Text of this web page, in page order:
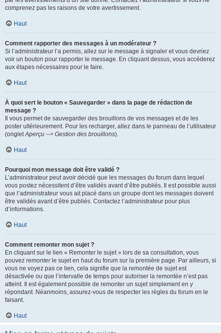
comprenez pas les raisons de votre avertissement.
Haut
Comment rapporter des messages à un modérateur ?
Si l’administrateur l’a permis, allez sur le message à signaler et vous devriez
voir un bouton pour rapporter le message. En cliquant dessus, vous accéderez
aux étapes nécessaires pour le faire.
Haut
À quoi sert le bouton « Sauvegarder » dans la page de rédaction de
message ?
Il vous permet de sauvegarder des brouillons de vos messages et de les
poster ultérieurement. Pour les recharger, allez dans le panneau de l’utilisateur
(ongletAperçu --> Gestion des brouillons).
Haut
Pourquoi mon message doit être validé ?
L’administrateur peut avoir décidé que les messages du forum dans lequel
vous postez nécessitent d’être validés avant d’être publiés. Il est possible aussi
que l’administrateur vous ait placé dans un groupe dont les messages doivent
être validés avant d’être publiés. Contactez l’administrateur pour plus
d’informations.
Haut
Comment remonter mon sujet ?
En cliquant sur le lien « Remonter le sujet » lors de sa consultation, vous
pouvez remonterle sujet en haut du forum sur la première page. Par ailleurs, si
vous ne voyez pas ce lien, cela signifie que la remontée de sujet est
désactivée ou que l’intervalle de temps pour autoriser la remontée n’est pas
atteint. Il est également possible de remonter un sujet simplement en y
répondant. Néanmoins, assurez-vous de respecter les règles du forum en le
faisant.
Haut